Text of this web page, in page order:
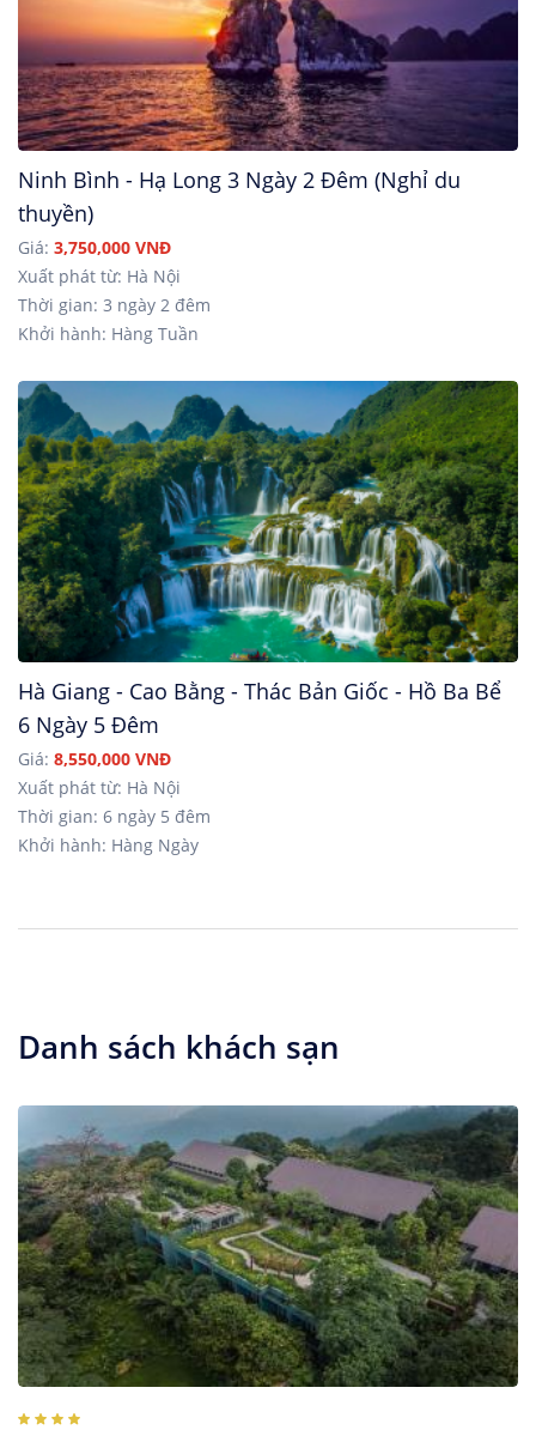
Ninh Bình - Hạ Long 3 Ngày 2 Đêm (Nghỉ du
thuyền)
Giá: 3,750,000 VNĐ
Xuất phát từ: Hà Nội
Thời gian: 3 ngày 2 đêm
Khởi hành: Hàng Tuần
Hà Giang - Cao Bằng - Thác Bản Giốc - Hồ Ba Bể
6 Ngày 5 Đêm
Giá: 8,550,000 VNĐ
Xuất phát từ: Hà Nội
Thời gian: 6 ngày 5 đêm
Khởi hành: Hàng Ngày
Danh sách khách sạn